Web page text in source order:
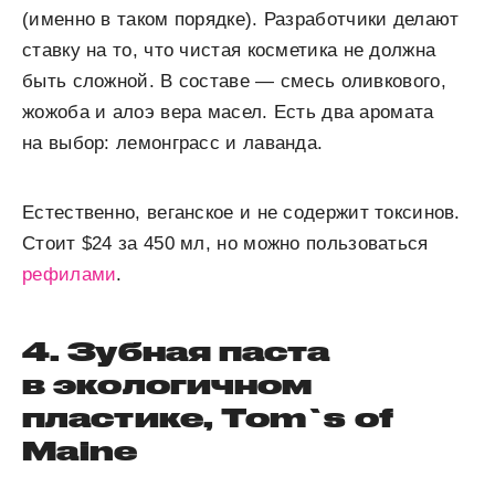
(именно в таком порядке). Разработчики делают
ставку на то, что чистая косметика не должна
быть сложной. В составе — смесь оливкового,
жожоба и алоэ вера масел. Есть два аромата
на выбор: лемонграсс и лаванда.
Естественно, веганское и не содержит токсинов.
Стоит $24 за 450 мл, но можно пользоваться
рефилами.
4. Зубная паста
в экологичном
пластике, Tom`s of
Maine